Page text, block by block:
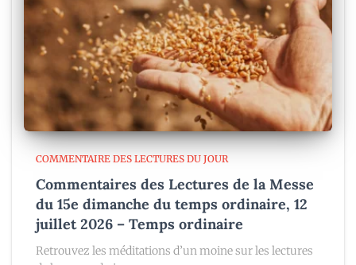
COMMENTAIRE DES LECTURES DU JOUR
Commentaires des Lectures de la Messe
du 15e dimanche du temps ordinaire, 12
juillet 2026 – Temps ordinaire
Retrouvez les méditations d’un moine sur les lectures